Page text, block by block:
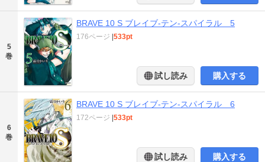
5
巻
BRAVE 10 S ブレイブ-テン-スパイラル 5
176ページ 533pt
試し読み 購入する
6
巻
BRAVE 10 S ブレイブ-テン-スパイラル 6
172ページ 533pt
試し読み 購入する